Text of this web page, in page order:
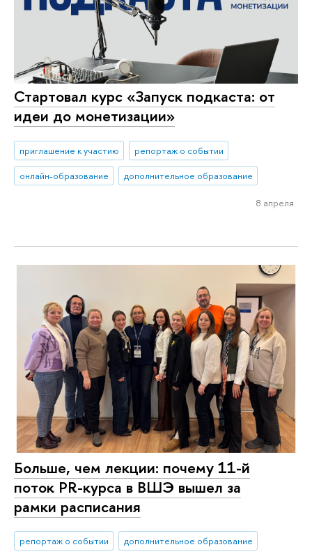
Стартовал курс «Запуск подкаста: от
идеи до монетизации»
приглашение к участию
репортаж о событии
онлайн-образование
дополнительное образование
8 апреля
Больше, чем лекции: почему 11-й
поток PR-курса в ВШЭ вышел за
рамки расписания
репортаж о событии дополнительное образование